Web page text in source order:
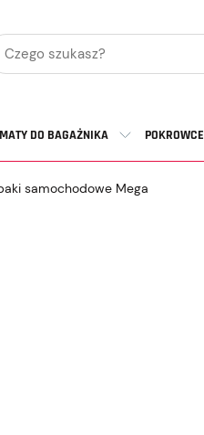
MATY DO BAGAŻNIKA
samochodowe Mega